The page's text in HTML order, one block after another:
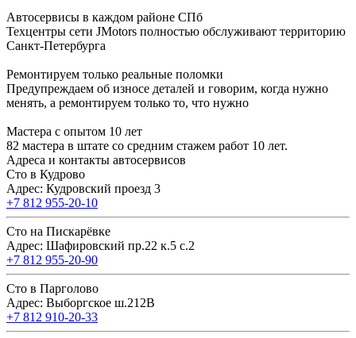
Автосервисы в каждом районе СПб
Техцентры сети JMotors полностью обслуживают территорию
Санкт-Петербурга
Ремонтируем только реальные поломки
Предупреждаем об износе деталей и говорим, когда нужно
менять, а ремонтируем только то, что нужно
Мастера с опытом 10 лет
82 мастера в штате со средним стажем работ 10 лет.
Адреса и контакты автосервисов
Сто в Кудрово
Адрес: Кудровский проезд 3
+7 812 955-20-10
Сто на Пискарёвке
Адрес: Шафировский пр.22 к.5 с.2
+7 812 955-20-90
Сто в Парголово
Адрес: Выборгское ш.212В
+7 812 910-20-33